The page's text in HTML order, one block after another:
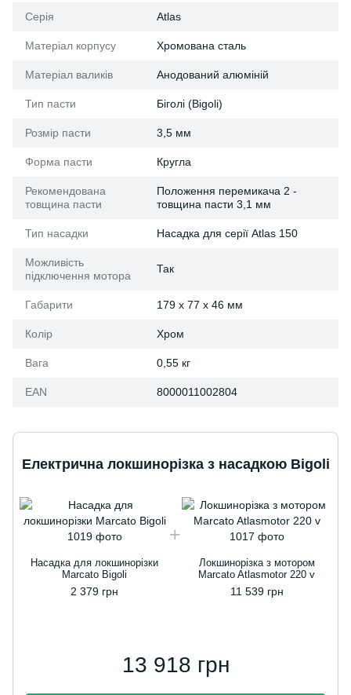
Серія Atlas
Матеріал корпусу Xромована сталь
Матеріал валиків Анодований алюміній
Тип пасти Біголі (Bigoli)
Розмір пасти 3,5 мм
Форма пасти Кругла
Рекомендована
товщина пасти
Положення перемикача 2 -
товщина пасти 3,1 мм
Тип насадки Насадка для серії Atlas 150
Можливість
підключення мотора
Так
Габарити 179 x 77 x 46 мм
Колір Хром
Вага 0,55 кг
EAN 8000011002804
Електрична локшинорізка з насадкою Bigoli
Насадка для локшинорізки
Marcato Bigoli
2 379 грн
Локшинорізка з мотором
Marcato Atlasmotor 220 v
11 539 грн
13 918 грн